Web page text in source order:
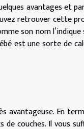
avantages et
retrouver cette
son nom
est une sorte de
avantageuse. En
couches. Il vous